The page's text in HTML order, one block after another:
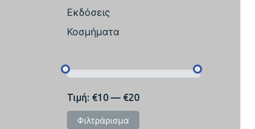
Εκδόσεις
Κοσμήματα
Φιλτράρισμα
Τιμή: €10 — €20